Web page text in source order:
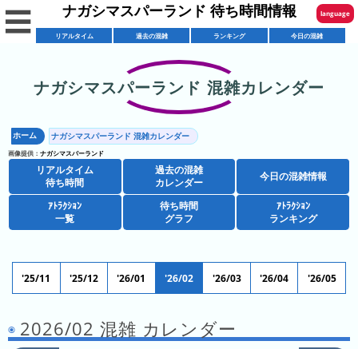
ア
ル
タ
時
間
混
雑
ー
カ
レ
ン
ー
ト
ラ
ン
覧
ョ
ッ
一
ア
ラ
人
気
今
日
English
한국어
ภาษาไทย
日本語
☰ ナガシマスパーランド 待ち時間情報 language
リアルタイム 過去の混雑 ランキング 今日の混雑
ナガシマスパーランド 混雑カレンダー
ホーム ナガシマスパーランド 混雑カレンダー
画像提供： ナガシマスパーランド
リアルタイム
待ち時間
過去の混雑
カレンダー
今日の混雑情報
ｱﾄﾗｸｼｮﾝ
一覧
待ち時間
グラフ
ｱﾄﾗｸｼｮﾝ
ランキング
'25/11 '25/12 '26/01 '26/02 '26/03 '26/04 '26/05
2026/02 混雑 カレンダー